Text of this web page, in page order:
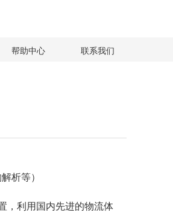
帮助中心 联系我们
析等）
，利用国内先进的物流体